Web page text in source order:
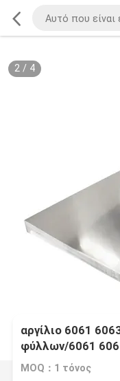
2/ 4
αργίλιο 6061
φύλλων/6061
MOQ：1 τόνος